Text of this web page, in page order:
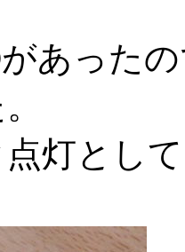
あった
灯とし